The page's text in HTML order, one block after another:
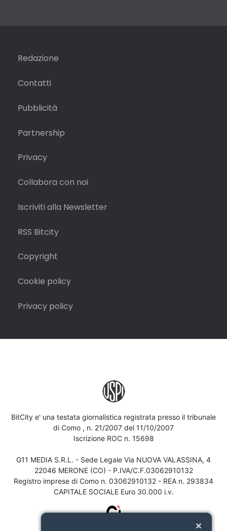
Redazione
Contatti
Pubblicità
Partnership
Privacy
Collabora con noi
Iscriviti alla Newsletter
RSS Bitcity
Copyright
Cookie policy
Privacy policy
BitCity e' una testata giornalistica registrata presso il tribunale
di Como , n. 21/2007 del 11/10/2007
Iscrizione ROC n. 15698
G11 MEDIA S.R.L. - Sede Legale Via NUOVA VALASSINA, 4
22046 MERONE (CO) - P.IVA/C.F.03062910132
Registro imprese di Como n. 03062910132 - REA n. 293834
CAPITALE SOCIALE Euro 30.000 i.v.